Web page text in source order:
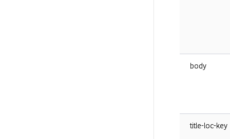
body
title-loc-key